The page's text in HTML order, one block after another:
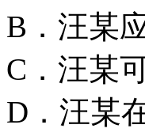
B．汪某
C．汪某
D．汪某